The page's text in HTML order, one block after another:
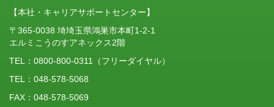
【本社・キャリアサポートセンター】
〒365-0038 埼埼玉県鴻巣市本町1-2-1
エルミこうのすアネックス2階
TEL： 0800-800-0311
（フリーダイヤル）
TEL：048-578-5068
FAX：048-578-5069